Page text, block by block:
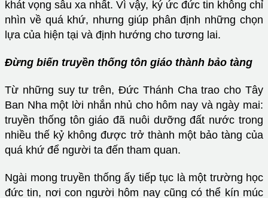
khát vọng sâu xa nhất. Vì vậy, ký ức đức tin không chỉ
nhìn về quá khứ, nhưng giúp phân định những chọn
lựa của hiện tại và định hướng cho tương lai.
Đừng biến truyền thống tôn giáo thành bảo tàng
Từ những suy tư trên, Đức Thánh Cha trao cho Tây
Ban Nha một lời nhắn nhủ cho hôm nay và ngày mai:
truyền thống tôn giáo đã nuôi dưỡng đất nước trong
nhiều thế kỷ không được trở thành một bảo tàng của
quá khứ để người ta đến tham quan.
Ngài mong truyền thống ấy tiếp tục là một trường học
đức tin, nơi con người hôm nay cũng có thể kín múc